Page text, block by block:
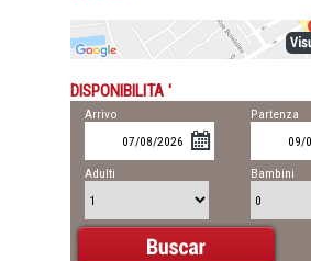
DISPONIBILITA '
Arrivo Partenza
Adulti Bambini